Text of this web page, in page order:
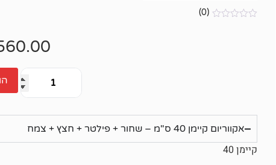
(0)
אקווריום קיימן 40 ס"מ – שחור + פילטר + חצץ + צמח
קיימן 40